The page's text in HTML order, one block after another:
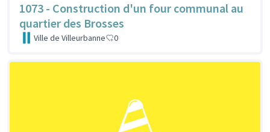
1073 - Construction d'un four communal au
quartier des Brosses
Ville de Villeurbanne 0